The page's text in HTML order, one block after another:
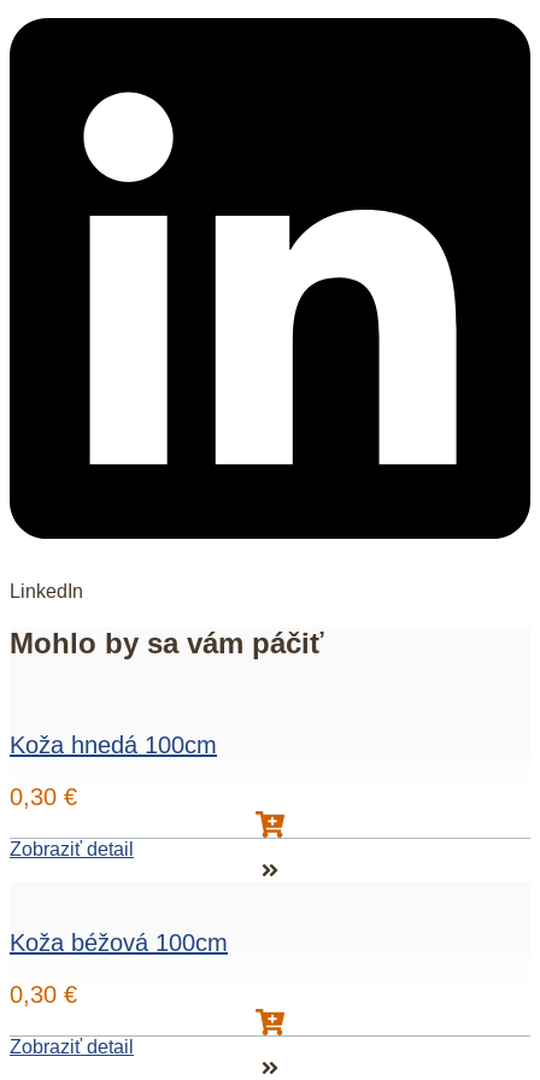
LinkedIn
Mohlo by sa vám páčiť
Koža hnedá 100cm
0,30 €
Zobraziť detail
Koža béžová 100cm
0,30 €
Zobraziť detail